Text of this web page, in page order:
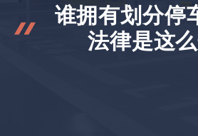
谁拥有划分停
法律是这